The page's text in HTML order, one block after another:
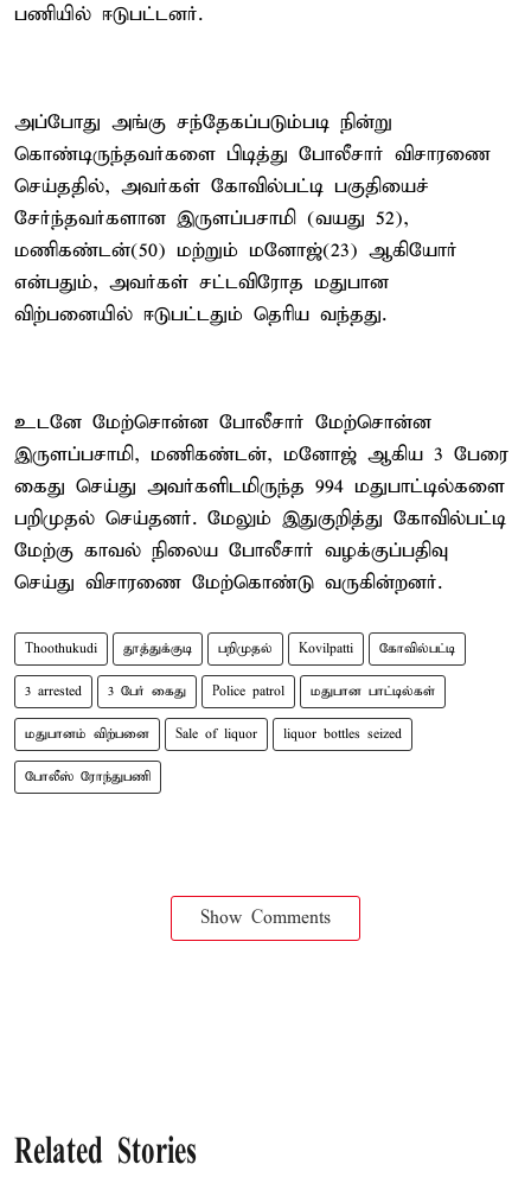
பணியில் ஈடுபட்டனர்.
அப்போது அங்கு சந்தேகப்படும்படி நின்று
கொண்டிருந்தவர்களை பிடித்து போலீசார் விசாரணை
செய்ததில், அவர்கள் கோவில்பட்டி பகுதியைச்
சேர்ந்தவர்களான இருளப்பசாமி (வயது 52),
மணிகண்டன்(50) மற்றும் மனோஜ்(23) ஆகியோர்
என்பதும், அவர்கள் சட்டவிரோத மதுபான
விற்பனையில் ஈடுபட்டதும் தெரிய வந்தது.
உடனே மேற்சொன்ன போலீசார் மேற்சொன்ன
இருளப்பசாமி, மணிகண்டன், மனோஜ் ஆகிய 3 பேரை
கைது செய்து அவர்களிடமிருந்த 994 மதுபாட்டில்களை
பறிமுதல் செய்தனர். மேலும் இதுகுறித்து கோவில்பட்டி
மேற்கு காவல் நிலைய போலீசார் வழக்குப்பதிவு
செய்து விசாரணை மேற்கொண்டு வருகின்றனர்.
Thoothukudi தூத்துக்குடி பறிமுதல் Kovilpatti கோவில்பட்டி
3 arrested 3 பேர் கைது Police patrol மதுபான பாட்டில்கள்
மதுபானம் விற்பனை Sale of liquor liquor bottles seized
போலீஸ் ரோந்துபணி
Show Comments
Related Stories